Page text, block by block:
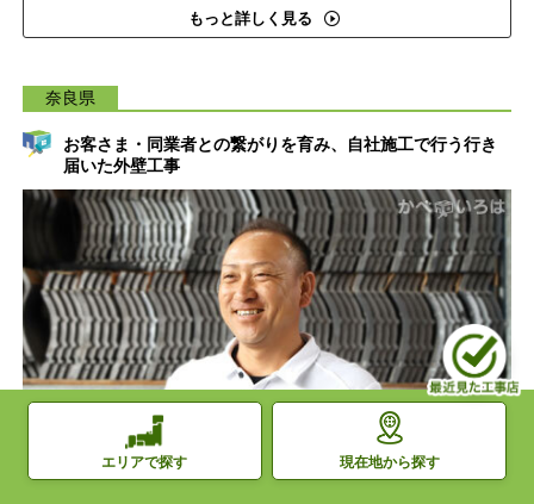
もっと詳しく見る
奈良県
お客さま・同業者との繋がりを育み、自社施工で行う行き
届いた外壁工事
エリアで探す 現在地から探す